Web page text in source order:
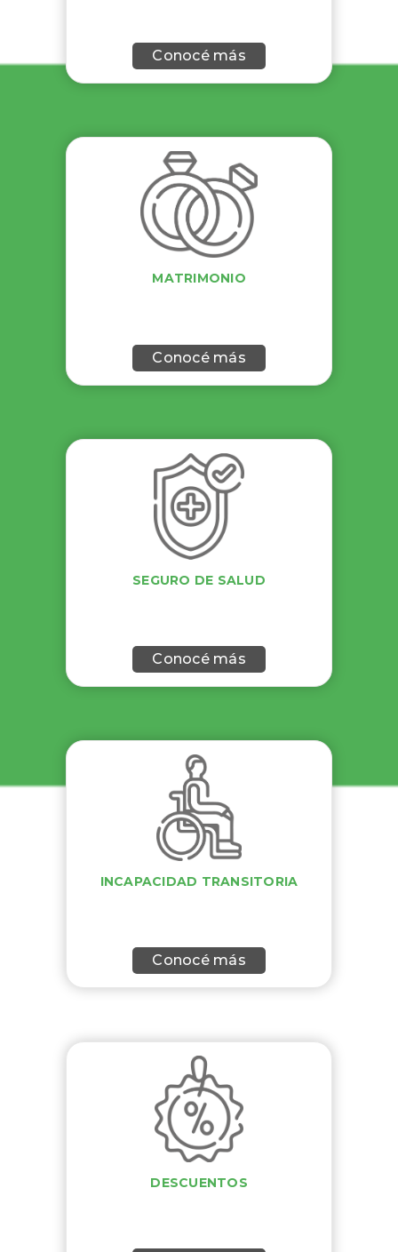
Conocé más
MATRIMONIO
Conocé más
SEGURO DE SALUD
Conocé más
INCAPACIDAD TRANSITORIA
Conocé más
DESCUENTOS